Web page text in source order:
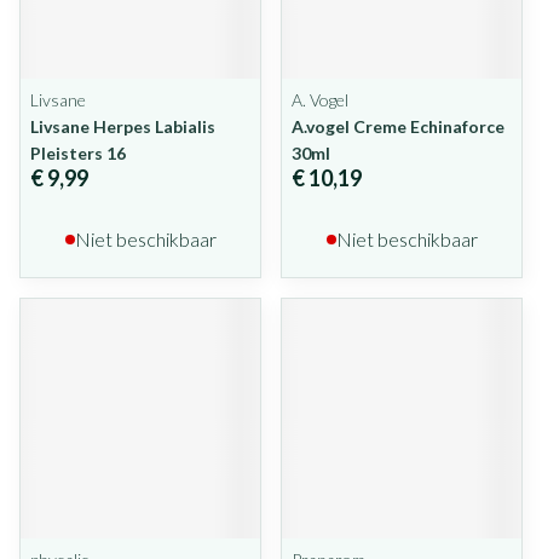
Livsane
Livsane Herpes Labialis
Pleisters 16
€ 9,99
Niet beschikbaar
A. Vogel
A.vogel Creme Echinaforce
30ml
€ 10,19
Niet beschikbaar